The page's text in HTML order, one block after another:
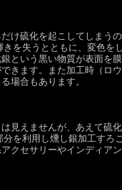
け硫化を起こしてしまう
を失うとともに、変色を
という黒い物質が表面を
きます。また加工時（ロ
場合もあります。
見えませんが、あえて硫
を利用し燻し銀加工すろ
クセサリーやインディア